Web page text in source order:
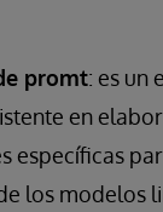
promt: es un
en
específicas
los modelos